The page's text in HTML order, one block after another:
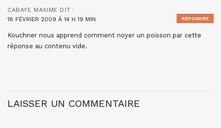
CABAYE MAXIME DIT :
18 FÉVRIER 2009 À 14 H 19 MIN
Kouchner nous apprend comment noyer un poisson par cette
réponse au contenu vide.
RÉPONDRE
LAISSER UN COMMENTAIRE